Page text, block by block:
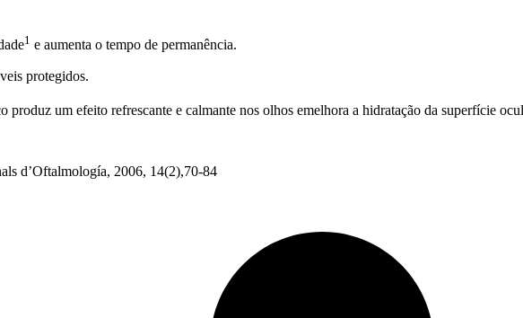
1 e aumenta o tempo de permanência.
protegidos.
produz um efeito refrescante e calmante nos olhos emelhora a hidratação da superfície
d’Oftalmología, 2006, 14(2),70-84